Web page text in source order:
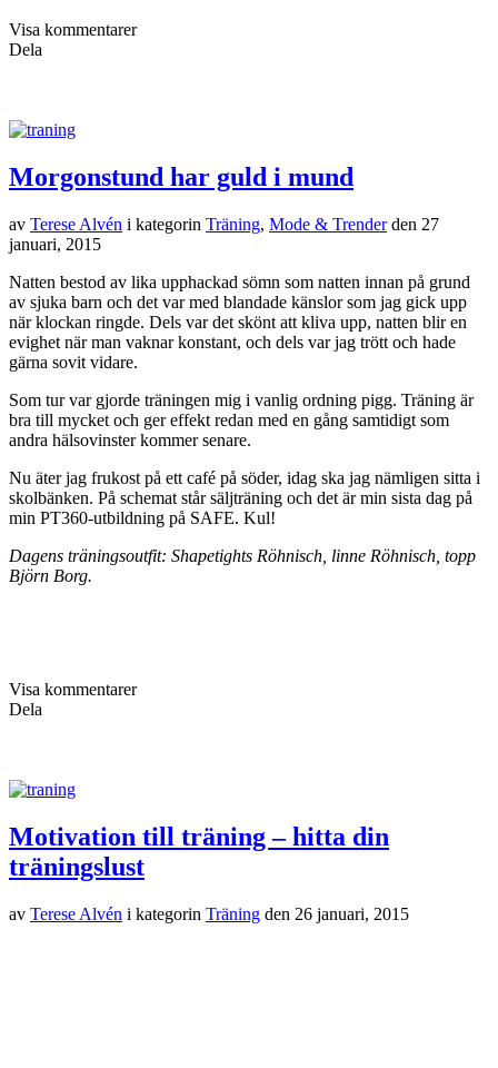
Visa kommentarer
Dela
Morgonstund har guld i mund
av Terese Alvén i kategorin Träning, Mode & Trenderden 27
januari, 2015
Natten bestod av lika upphackad sömn som natten innan på grund
av sjuka barn och det var med blandade känslor som jag gick upp
när klockan ringde. Dels var det skönt att kliva upp, natten blir en
evighet när man vaknar konstant, och dels var jag trött och hade
gärna sovit vidare.
Som tur var gjorde träningen mig i vanlig ordning pigg. Träning är
bra till mycket och ger effekt redan med en gång samtidigt som
andra hälsovinster kommer senare.
Nu äter jag frukost på ett café på söder, idag ska jag nämligen sitta i
skolbänken. På schemat står säljträning och det är min sista dag på
min PT360-utbildning på SAFE. Kul!
Dagens träningsoutfit: Shapetights Röhnisch, linne Röhnisch, topp
Björn Borg.
Visa kommentarer
Dela
Motivation till träning – hitta din
träningslust
av Terese Alvén i kategorin Träning den 26 januari, 2015